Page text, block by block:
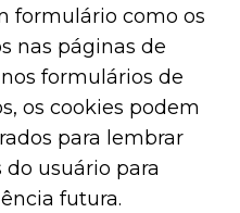
formulário como os
nas páginas de
formulários de
os cookies podem
para lembrar
do usuário para
futura.